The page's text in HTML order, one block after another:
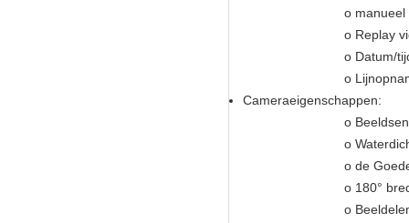
o manueel
o Replay
o Datum/
o
Cameraeigenschappen:
o
o
o de
o 180°
o